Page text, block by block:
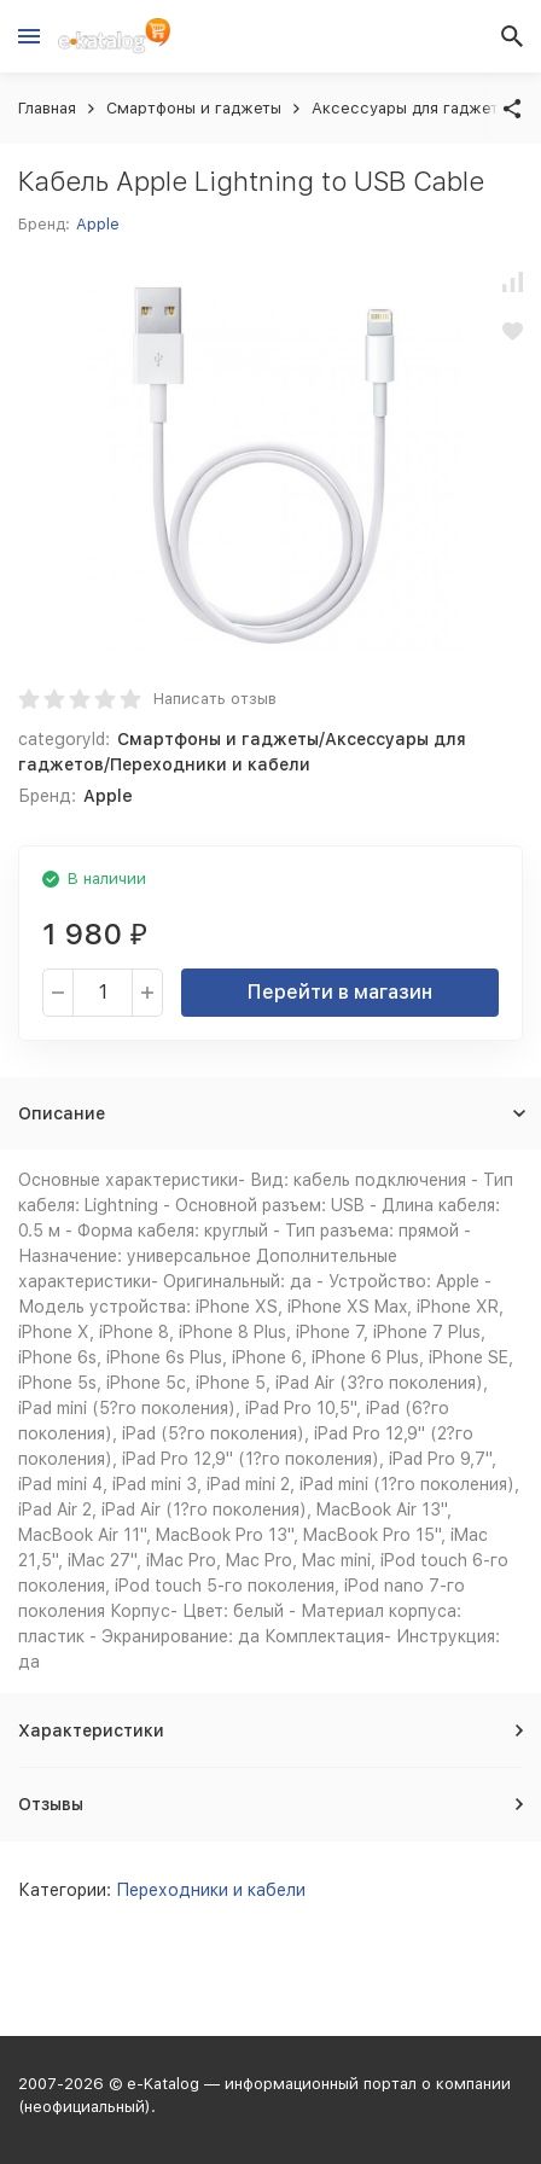
Главная Смартфоны и гаджеты Аксессуары для гаджетов
Кабель Apple Lightning to USB Cable
Бренд: Apple
Написать отзыв
categoryId: Смартфоны и гаджеты/Аксессуары для
гаджетов/Переходники и кабели
Бренд: Apple
В наличии
1 980 ₽
Перейти в магазин
Описание
Основные характеристики- Вид: кабель подключения - Тип
кабеля: Lightning - Основной разъем: USB - Длина кабеля:
0.5 м - Форма кабеля: круглый - Тип разъема: прямой -
Назначение: универсальное Дополнительные
характеристики- Оригинальный: да - Устройство: Apple -
Модель устройства: iPhone XS, iPhone XS Max, iPhone XR,
iPhone X, iPhone 8, iPhone 8 Plus, iPhone 7, iPhone 7 Plus,
iPhone 6s, iPhone 6s Plus, iPhone 6, iPhone 6 Plus, iPhone SE,
iPhone 5s, iPhone 5c, iPhone 5, iPad Air (3?го поколения),
iPad mini (5?го поколения), iPad Pro 10,5", iPad (6?го
поколения), iPad (5?го поколения), iPad Pro 12,9" (2?го
поколения), iPad Pro 12,9" (1?го поколения), iPad Pro 9,7",
iPad mini 4, iPad mini 3, iPad mini 2, iPad mini (1?го поколения),
iPad Air 2, iPad Air (1?го поколения), MacBook Air 13",
MacBook Air 11", MacBook Pro 13", MacBook Pro 15", iMac
21,5", iMac 27", iMac Pro, Mac Pro, Mac mini, iPod touch 6-го
поколения, iPod touch 5-го поколения, iPod nano 7-го
поколения Корпус- Цвет: белый - Материал корпуса:
пластик - Экранирование: да Комплектация- Инструкция:
да
Характеристики
Отзывы
Категории: Переходники и кабели
2007-2026 © e-Katalog — информационный портал о компании
(неофициальный).